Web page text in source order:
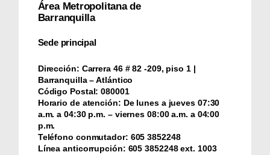
Área Metropolitana de
Barranquilla
Sede principal
Dirección: Carrera 46 # 82 -209, piso 1 |
Barranquilla – Atlántico
Código Postal: 080001
Horario de atención: De lunes a jueves 07:30
a.m. a 04:30 p.m. – viernes 08:00 a.m. a 04:00
p.m.
Teléfono conmutador: ‪605 3852248
Línea anticorrupción: ‪605 3852248 ext. 1003